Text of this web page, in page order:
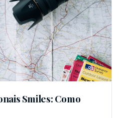
Smiles: Como